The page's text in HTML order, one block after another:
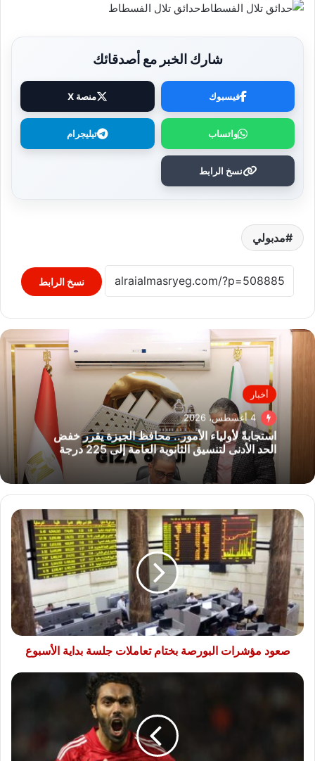
حدائق تلال الفسطاط
شارك الخبر مع أصدقائك
فيسبوك منصة X
واتساب تيليجرام
نسخ الرابط
مدبولي
نسخ الرابط
أخبار
4 أغسطس، 2026
استجابةً لأولياء الأمور.. محافظ الجيزة يقرر خفض
الحد الأدنى لتنسيق الثانوية العامة إلى 225 درجة
صعود
مؤشرات
البورصة
بختام
تعاملات
جلسة
بداية
الأسبوع
صعود مؤشرات البورصة بختام تعاملات جلسة بداية الأسبوع
الأهلي